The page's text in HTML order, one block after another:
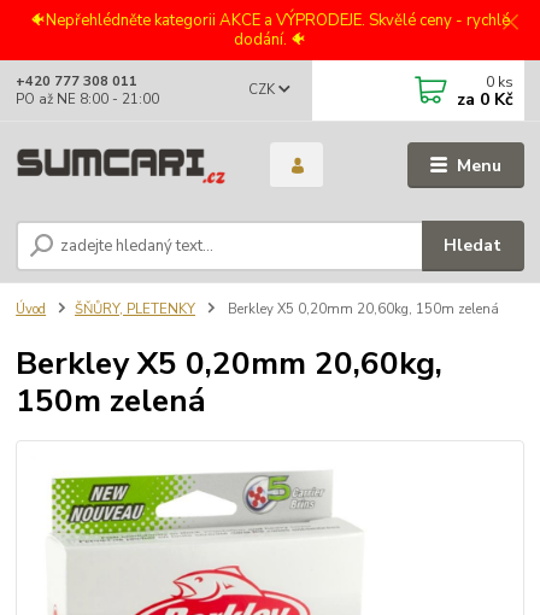
🐠Nepřehlédněte kategorii AKCE a VÝPRODEJE. Skvělé ceny - rychlé
dodání. 🐠
Menu
CZK
Hledat
+420 777 308 011
PO až NE 8:00 - 21:00
0 ks
za 0 Kč
Úvod ŠŇŮRY, PLETENKY Berkley X5 0,20mm 20,60kg, 150m zelená
Berkley X5 0,20mm 20,60kg,
150m zelená